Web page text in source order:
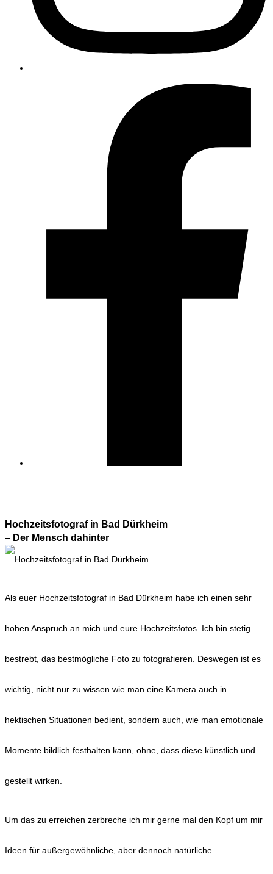
Hochzeitsfotograf in Bad Dürkheim
– Der Mensch dahinter
Als euer Hochzeitsfotograf in Bad Dürkheim habe ich einen sehr
hohen Anspruch an mich und eure Hochzeitsfotos. Ich bin stetig
bestrebt, das bestmögliche Foto zu fotografieren. Deswegen ist es
wichtig, nicht nur zu wissen wie man eine Kamera auch in
hektischen Situationen bedient, sondern auch, wie man emotionale
Momente bildlich festhalten kann, ohne, dass diese künstlich und
gestellt wirken.
Um das zu erreichen zerbreche ich mir gerne mal den Kopf um mir
Ideen für außergewöhnliche, aber dennoch natürliche